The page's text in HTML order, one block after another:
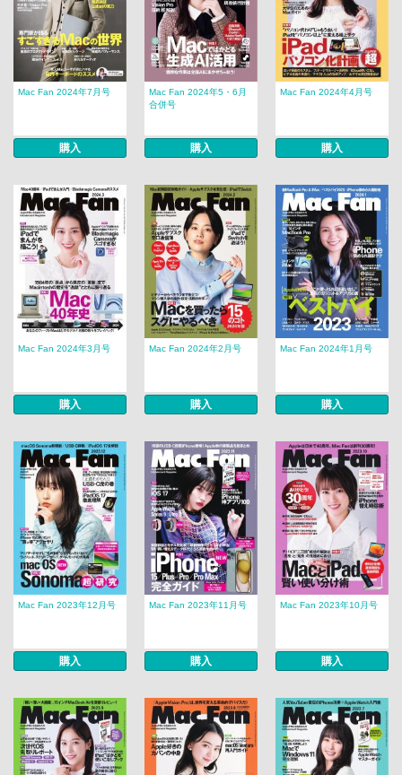
Mac Fan 2024年7月号
購入
Mac Fan 2024年5・6月
合併号
購入
Mac Fan 2024年4月号
購入
Mac Fan 2024年3月号
購入
Mac Fan 2024年2月号
購入
Mac Fan 2024年1月号
購入
Mac Fan 2023年12月号
購入
Mac Fan 2023年11月号
購入
Mac Fan 2023年10月号
購入